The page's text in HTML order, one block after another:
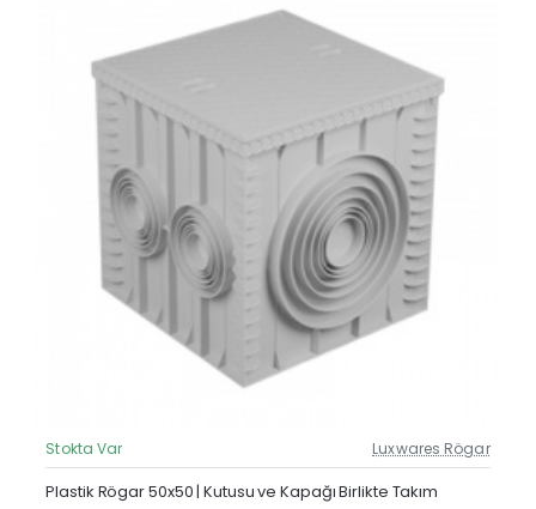
Güncel Fiyat
Stokta Var Luxwares Rögar
Plastik Rögar 50x50 | Kutusu ve Kapağı Birlikte Takım